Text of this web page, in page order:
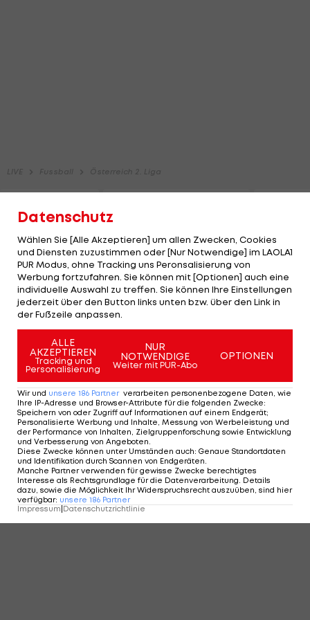
Datenschutz
Wählen Sie [Alle Akzeptieren] um allen Zwecken, Cookies
und Diensten zuzustimmen oder [Nur Notwendige] im LAOLA1
PUR Modus, ohne Tracking uns Peronsalisierung von
Werbung fortzufahren. Sie können mit [Optionen] auch eine
individuelle Auswahl zu treffen. Sie können Ihre Einstellungen
jederzeit über den Button links unten bzw. über den Link in
der Fußzeile anpassen.
ALLE
AKZEPTIEREN
Tracking und
Personalisierung
NUR
NOTWENDIGE
Weiter mit PUR-Abo
OPTIONEN
Wir und unsere 186 Partner verarbeiten personenbezogene Daten, wie
Ihre IP-Adresse und Browser-Attribute für die folgenden Zwecke:
Speichern von oder Zugriff auf Informationen auf einem Endgerät;
Personalisierte Werbung und Inhalte, Messung von Werbeleistung und
der Performance von Inhalten, Zielgruppenforschung sowie Entwicklung
und Verbesserung von Angeboten.
Diese Zwecke können unter Umständen auch: Genaue Standortdaten
und Identifikation durch Scannen von Endgeräten.
Manche Partner verwenden für gewisse Zwecke berechtigtes
Interesse als Rechtsgrundlage für die Datenverarbeitung. Details
dazu, sowie die Möglichkeit Ihr Widerspruchsrecht auszuüben, sind hier
verfügbar: unsere 186 Partner
Impressum Datenschutzrichtlinie